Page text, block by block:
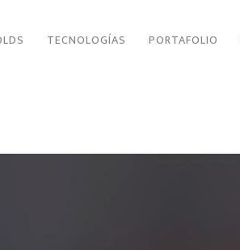
TECNOLOGÍAS PORTAFOLIO